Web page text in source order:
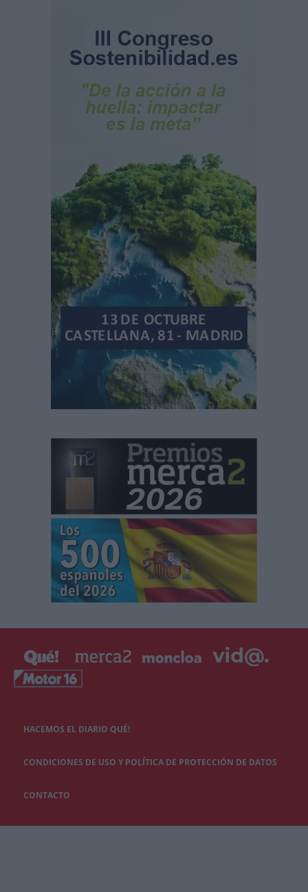
HACEMOS EL DIARIO QUÉ!
CONDICIONES DE USO Y POLÍTICA DE PROTECCIÓN DE DATOS
CONTACTO